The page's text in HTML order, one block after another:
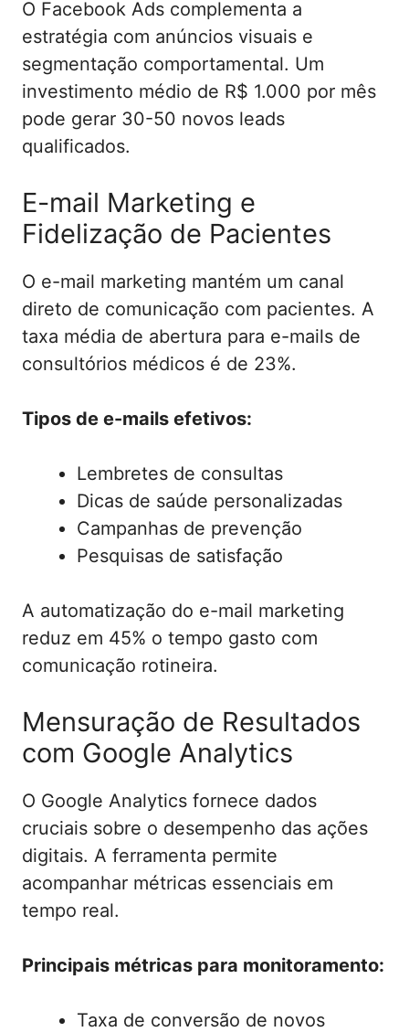
O Facebook Ads complementa a
estratégia com anúncios visuais e
segmentação comportamental. Um
investimento médio de R$ 1.000 por mês
pode gerar 30-50 novos leads
qualificados.
E-mail Marketing e
Fidelização de Pacientes
O e-mail marketing mantém um canal
direto de comunicação com pacientes. A
taxa média de abertura para e-mails de
consultórios médicos é de 23%.
Tipos de e-mails efetivos:
Lembretes de consultas
Dicas de saúde personalizadas
Campanhas de prevenção
Pesquisas de satisfação
A automatização do e-mail marketing
reduz em 45% o tempo gasto com
comunicação rotineira.
Mensuração de Resultados
com Google Analytics
O Google Analytics fornece dados
cruciais sobre o desempenho das ações
digitais. A ferramenta permite
acompanhar métricas essenciais em
tempo real.
Principais métricas para monitoramento:
Taxa de conversão de novos